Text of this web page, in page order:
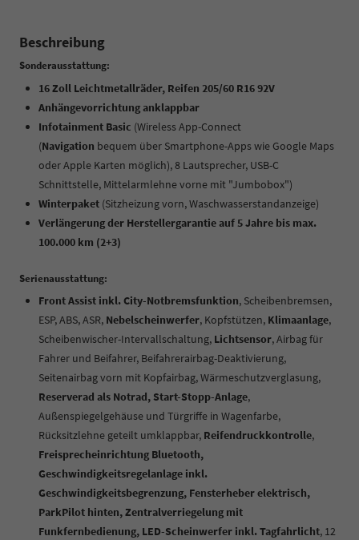
Beschreibung
Sonderausstattung:
16 Zoll Leichtmetallräder, Reifen 205/60 R16 92V
Anhängevorrichtung anklappbar
Infotainment Basic (Wireless App-Connect
(Navigation bequem über Smartphone-Apps wie Google Maps
oder Apple Karten möglich), 8 Lautsprecher, USB-C
Schnittstelle, Mittelarmlehne vorne mit "Jumbobox")
Winterpaket (Sitzheizung vorn, Waschwasserstandanzeige)
Verlängerung der Herstellergarantie auf 5 Jahre bis max.
100.000 km (2+3)
Serienausstattung:
Front Assist inkl. City-Notbremsfunktion, Scheibenbremsen,
ESP, ABS, ASR, Nebelscheinwerfer, Kopfstützen, Klimaanlage,
Scheibenwischer-Intervallschaltung, Lichtsensor, Airbag für
Fahrer und Beifahrer, Beifahrerairbag-Deaktivierung,
Seitenairbag vorn mit Kopfairbag, Wärmeschutzverglasung,
Reserverad als Notrad, Start-Stopp-Anlage,
Außenspiegelgehäuse und Türgriffe in Wagenfarbe,
Rücksitzlehne geteilt umklappbar, Reifendruckkontrolle,
Freisprecheinrichtung Bluetooth,
Geschwindigkeitsregelanlage inkl.
Geschwindigkeitsbegrenzung, Fensterheber elektrisch,
ParkPilot hinten, Zentralverriegelung mit
Funkfernbedienung, LED-Scheinwerfer inkl. Tagfahrlicht, 12